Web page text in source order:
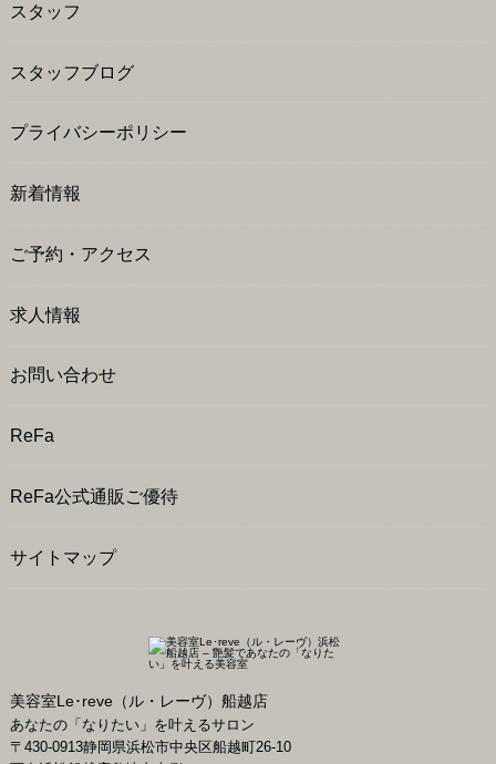
スタッフ
スタッフブログ
プライバシーポリシー
新着情報
ご予約・アクセス
求人情報
お問い合わせ
ReFa
ReFa公式通販ご優待
サイトマップ
美容室Le･reve（ル・レーヴ）船越店
あなたの「なりたい」を叶えるサロン
〒 430-0913静岡県浜松市中央区船越町26-10